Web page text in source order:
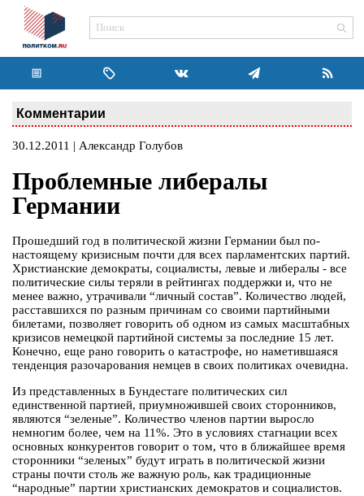
Комментарии
30.12.2011 | Александр Голубов
Проблемные либералы
Германии
Прошедший год в политической жизни Германии был по-
настоящему кризисным почти для всех парламентских партий.
Христианские демократы, социалисты, левые и либералы - все
политические силы теряли в рейтингах поддержки и, что не
менее важно, утрачивали “личный состав”. Количество людей,
расставшихся по разным причинам со своими партийными
билетами, позволяет говорить об одном из самых масштабных
кризисов немецкой партийной системы за последние 15 лет.
Конечно, еще рано говорить о катастрофе, но наметившаяся
тенденция разочарования немцев в своих политиках очевидна.
Из представленных в Бундестаге политических сил
единственной партией, приумножившей своих сторонников,
являются “зеленые”. Количество членов партии выросло
немногим более, чем на 11%. Это в условиях стагнации всех
основных конкурентов говорит о том, что в ближайшее время
сторонники “зеленых” будут играть в политической жизни
страны почти столь же важную роль, как традиционные
“народные” партии христианских демократов и социалистов.